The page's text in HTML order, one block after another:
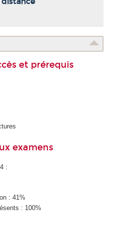
et prérequis
examens
:
: 41%
: 100%